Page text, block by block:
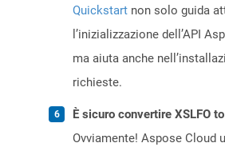
Quickstart non solo guida
l’inizializzazione dell’API
ma aiuta anche
richieste.
È sicuro convertire XSLFO
Ovviamente! Aspose Cloud